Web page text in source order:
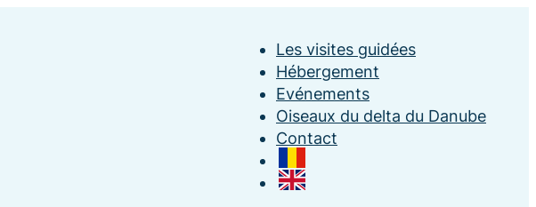
Les visites guidées
Hébergement
Evénements
Oiseaux du delta du Danube
Contact